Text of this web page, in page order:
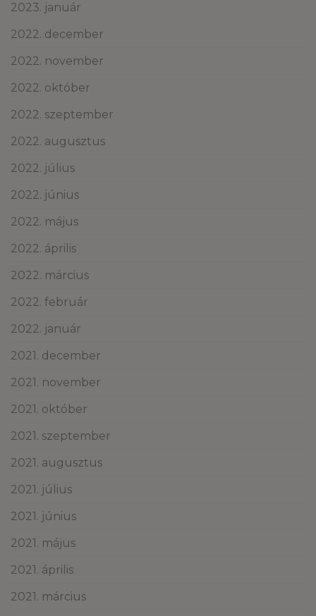
2023. január
2022. december
2022. november
2022. október
2022. szeptember
2022. augusztus
2022. július
2022. június
2022. május
2022. április
2022. március
2022. február
2022. január
2021. december
2021. november
2021. október
2021. szeptember
2021. augusztus
2021. július
2021. június
2021. május
2021. április
2021. március